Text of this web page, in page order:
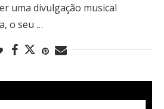
uma divulgação musical
o seu …